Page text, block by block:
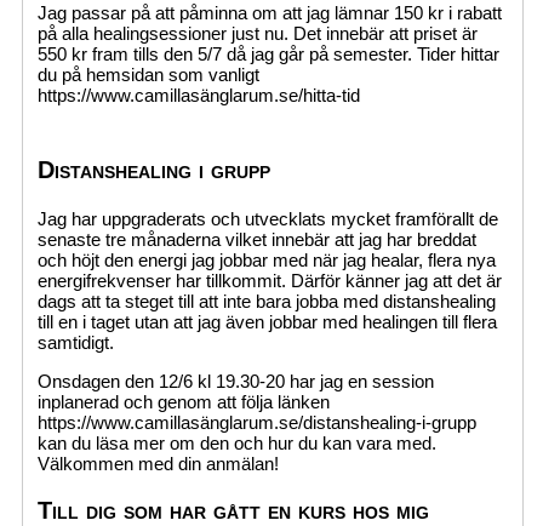
Jag passar på att påminna om att jag lämnar 150 kr i rabatt
på alla healingsessioner just nu. Det innebär att priset är
550 kr fram tills den 5/7 då jag går på semester. Tider hittar
du på hemsidan som vanligt
https://www.camillasänglarum.se/hitta-tid
Distanshealing i grupp
Jag har uppgraderats och utvecklats mycket framförallt de
senaste tre månaderna vilket innebär att jag har breddat
och höjt den energi jag jobbar med när jag healar, flera nya
energifrekvenser har tillkommit. Därför känner jag att det är
dags att ta steget till att inte bara jobba med distanshealing
till en i taget utan att jag även jobbar med healingen till flera
samtidigt.
Onsdagen den 12/6 kl 19.30-20 har jag en session
inplanerad och genom att följa länken
https://www.camillasänglarum.se/distanshealing-i-grupp
kan du läsa mer om den och hur du kan vara med.
Välkommen med din anmälan!
Till dig som har gått en kurs hos mig